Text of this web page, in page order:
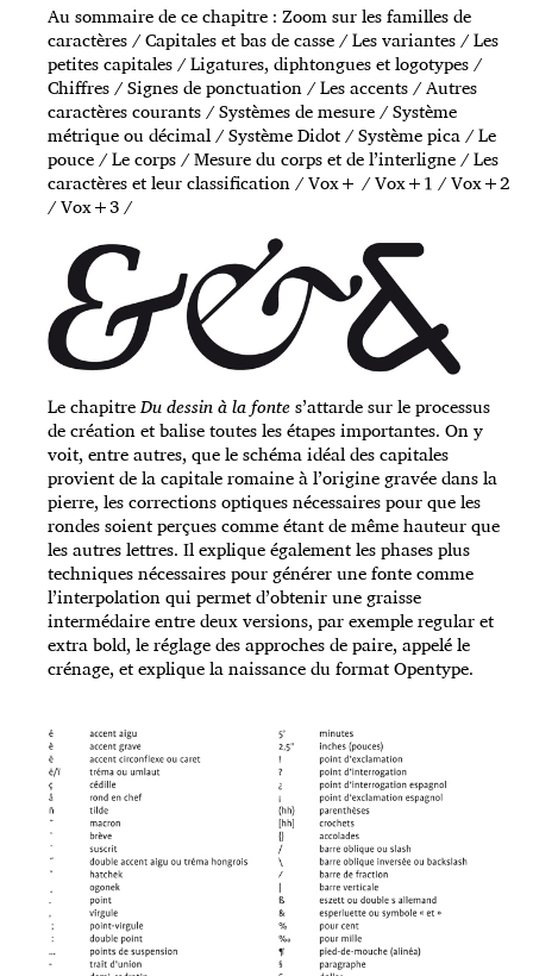
Au sommaire de ce chapitre : Zoom sur les familles de
caractères / Capitales et bas de casse / Les variantes / Les
petites capitales / Ligatures, diphtongues et logotypes /
Chiffres / Signes de ponctuation / Les accents / Autres
caractères courants / Systèmes de mesure / Système
métrique ou décimal / Système Didot / Système pica / Le
pouce / Le corps / Mesure du corps et de l’interligne / Les
caractères et leur classification / Vox+ / Vox+1 / Vox+2
/ Vox+3 /
Le chapitreDu dessin à la fontes’attarde sur le processus
de création et balise toutes les étapes importantes. On y
voit, entre autres, que le schéma idéal des capitales
provient de la capitale romaine à l’origine gravée dans la
pierre, les corrections optiques nécessaires pour que les
rondes soient perçues comme étant de même hauteur que
les autres lettres. Il explique également les phases plus
techniques nécessaires pour générer une fonte comme
l’interpolation qui permet d’obtenir une graisse
intermédaire entre deux versions, par exemple regular et
extra bold, le réglage des approches de paire, appelé le
crénage, et explique la naissance du format Opentype.